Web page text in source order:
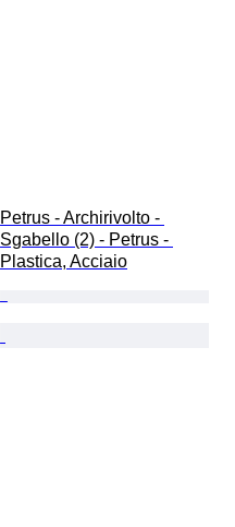
Petrus - Archirivolto -
Sgabello (2) - Petrus -
Plastica, Acciaio